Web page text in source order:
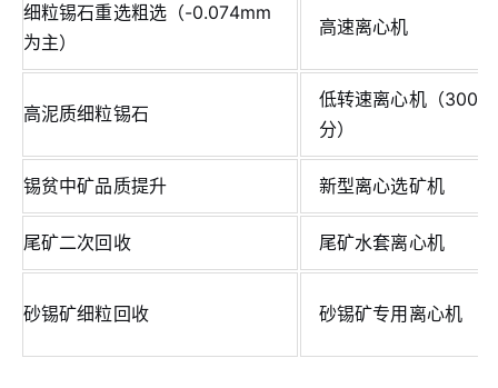
细粒锡石重选粗选（-0.074mm
为主）
高速离心机
高泥质细粒锡石
低转速离心机（300-
分）
锡贫中矿品质提升 新型离心选矿机
尾矿二次回收 尾矿水套离心机
砂锡矿细粒回收 砂锡矿专用离心机